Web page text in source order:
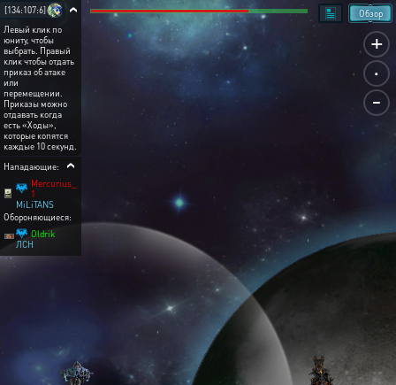
+
.
-
Обзор
[134:107:6]
Левый клик по
юниту, чтобы
выбрать. Правый
клик чтобы отдать
приказ об атаке
или
перемещении.
Приказы можно
отдавать когда
есть «Ходы»,
которые копятся
каждые 10 секунд.
Нападающие:
Mercurius_
1
MiLiTANS
Обороняющиеся:
Oldrik
ЛСН